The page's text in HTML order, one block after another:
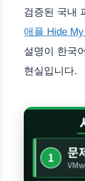
검증된 국내
애플 Hide
설명이 한국
현실입니다.